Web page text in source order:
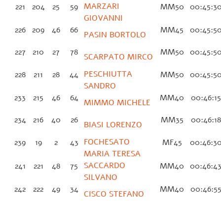
221 204 25 59 MARZARI
GIOVANNI
MM50
226 209 46 66 PASIN BORTOLO MM45
227 210 27 78 SCARPATO MIRCO MM50
228 211 28 44 PESCHIUTTA
SANDRO
MM50
233 215 46 64 MIMMO MICHELE MM40
234 216 40 26 BIASI LORENZO MM35
239 19 2 43 FOCHESATO
MARIA TERESA
MF45
241 221 48 75
SACCARDO
SILVANO
MM40
242 222 49 34 CISCO STEFANO MM40